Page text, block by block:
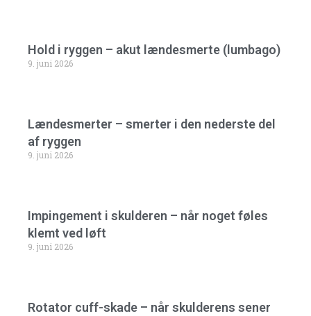
Hold i ryggen – akut lændesmerte (lumbago)
9. juni 2026
Lændesmerter – smerter i den nederste del
af ryggen
9. juni 2026
Impingement i skulderen – når noget føles
klemt ved løft
9. juni 2026
Rotator cuff-skade – når skulderens sener